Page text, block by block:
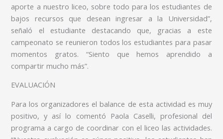
aporte a nuestro liceo, sobre todo para los estudiantes de
bajos recursos que desean ingresar a la Universidad”,
señaló el estudiante destacando que, gracias a este
campeonato se reunieron todos los estudiantes para pasar
momentos gratos. “Siento que hemos aprendido a
compartir mucho más”.
EVALUACIÓN
Para los organizadores el balance de esta actividad es muy
positivo, y así lo comentó Paola Caselli, profesional del
programa a cargo de coordinar con el liceo las actividades.